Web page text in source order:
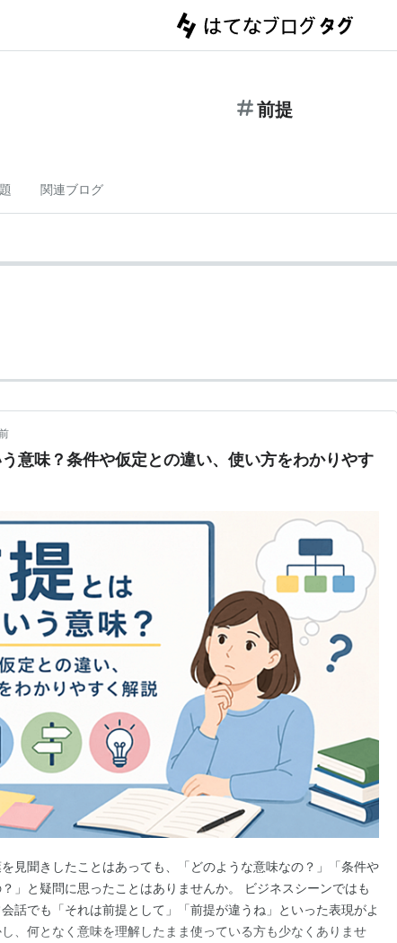
前提
関連ブログ
意味？条件や仮定との違い、使い方をわかりやす
を見聞きしたことはあっても、「どのような意味なの？」「条件や
」と疑問に思ったことはありませんか。 ビジネスシーンではも
話でも「それは前提として」「前提が違うね」といった表現がよ
、何となく意味を理解したまま使っている方も少なくありませ